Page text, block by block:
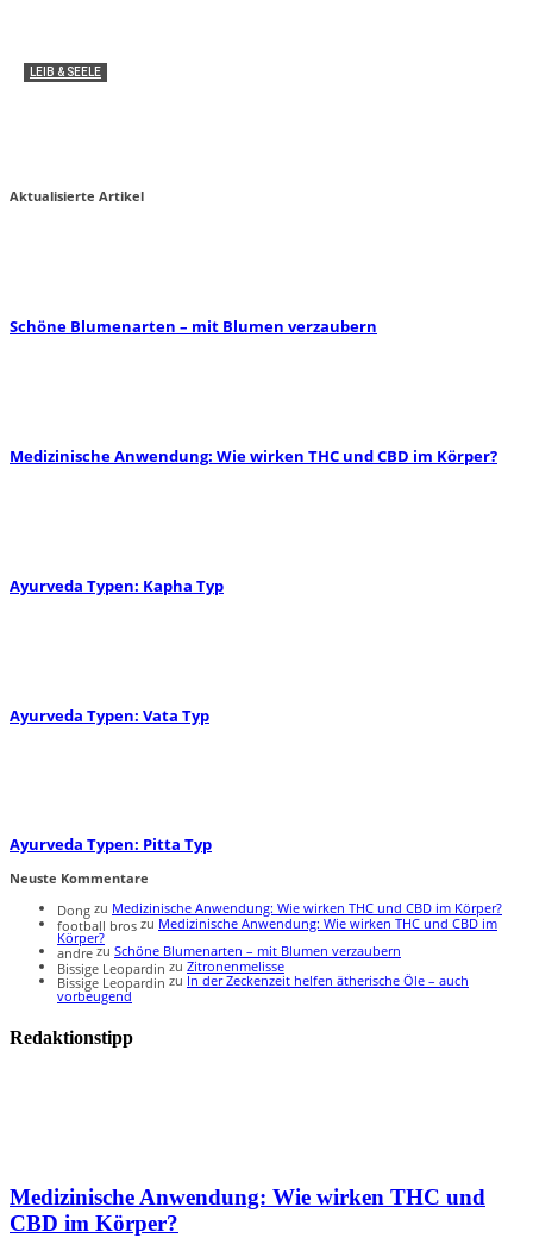
LEIB & SEELE
Aktualisierte Artikel
Schöne Blumenarten – mit Blumen verzaubern
Medizinische Anwendung: Wie wirken THC und CBD im Körper?
Ayurveda Typen: Kapha Typ
Ayurveda Typen: Vata Typ
Ayurveda Typen: Pitta Typ
Neuste Kommentare
Dong zu Medizinische Anwendung: Wie wirken THC und CBD im Körper?
football bros zu Medizinische Anwendung: Wie wirken THC und CBD im
Körper?
andrezu Schöne Blumenarten – mit Blumen verzaubern
Bissige Leopardin zu Zitronenmelisse
Bissige Leopardin zu In der Zeckenzeit helfen ätherische Öle – auch
vorbeugend
Redaktionstipp
Medizinische Anwendung: Wie wirken THC und
CBD im Körper?